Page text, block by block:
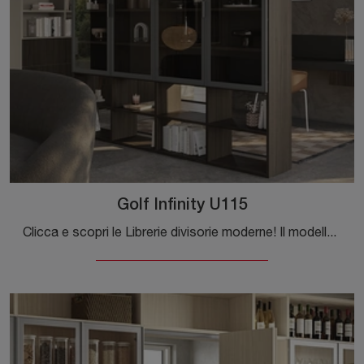
Golf Infinity U115
Clicca e scopri le Librerie divisorie moderne! Il modello Golf Infinity U115 Colombini Casa saprà ultimare un soggiorno dinamico e operativo.